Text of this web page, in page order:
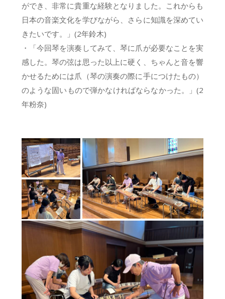
ができ、非常に貴重な経験となりました。これからも
日本の音楽文化を学びながら、さらに知識を深めてい
きたいです。」(2年鈴木)
・「今回琴を演奏してみて、琴に爪が必要なことを実
感した。琴の弦は思った以上に硬く、ちゃんと音を響
かせるためには爪（琴の演奏の際に手につけたもの）
のような固いもので弾かなければならなかった。」(2
年粉奈)